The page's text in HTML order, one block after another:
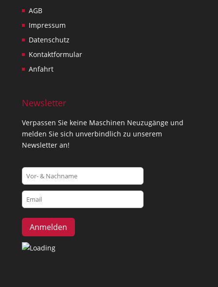
AGB
Impressum
Datenschutz
Kontaktformular
Anfahrt
Newsletter
Verpassen Sie keine Maschinen Neuzugänge und
melden Sie sich unverbindlich zu unserem
Newsletter an!